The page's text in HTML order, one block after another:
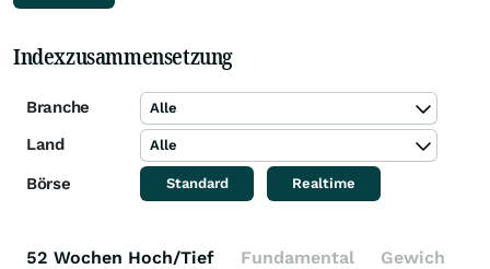
Indexzusammensetzung
Branche Alle
Land Alle
Börse Standard Realtime
52 Wochen Hoch/Tief Fundamental
Gewichtung